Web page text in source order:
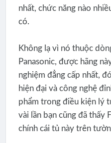
nhất, chức năng nào
có.
Không lạ vì nó thuộc
Panasonic, được hãng
nghiệm đẳng cấp nhất,
hiện đại và công nghệ
phẩm trong điều kiện lý
vài lần bạn cũng đã thấy
chính cái tủ này trên